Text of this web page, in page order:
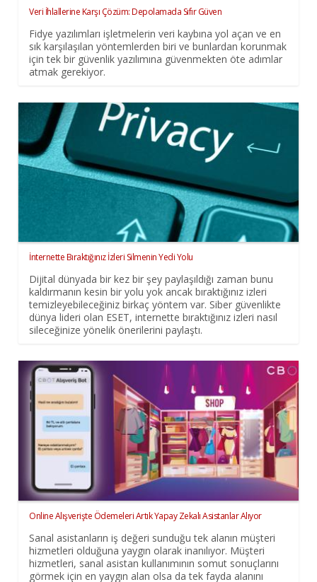
Veri İhlallerine Karşı Çözüm: Depolamada Sıfır Güven
Fidye yazılımları işletmelerin veri kaybına yol açan ve en
sık karşılaşılan yöntemlerden biri ve bunlardan korunmak
için tek bir güvenlik yazılımına güvenmekten öte adımlar
atmak gerekiyor.
İnternette Bıraktığınız İzleri Silmenin Yedi Yolu
Dijital dünyada bir kez bir şey paylaşıldığı zaman bunu
kaldırmanın kesin bir yolu yok ancak bıraktığınız izleri
temizleyebileceğiniz birkaç yöntem var. Siber güvenlikte
dünya lideri olan ESET, internette bıraktığınız izleri nasıl
sileceğinize yönelik önerilerini paylaştı.
Online Alışverişte Ödemeleri Artık Yapay Zekalı Asistanlar Alıyor
Sanal asistanların iş değeri sunduğu tek alanın müşteri
hizmetleri olduğuna yaygın olarak inanılıyor. Müşteri
hizmetleri, sanal asistan kullanımının somut sonuçlarını
görmek için en yaygın alan olsa da tek fayda alanını